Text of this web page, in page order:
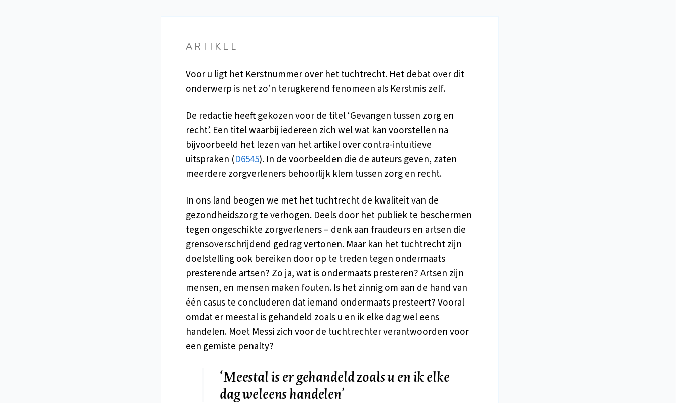
ARTIKEL
Voor u ligt het Kerstnummer over het tuchtrecht. Het debat over dit
onderwerp is net zo’n terugkerend fenomeen als Kerstmis zelf.
De redactie heeft gekozen voor de titel ‘Gevangen tussen zorg en
recht’. Een titel waarbij iedereen zich wel wat kan voorstellen na
bijvoorbeeld het lezen van het artikel over contra-intuïtieve
uitspraken (D6545). In de voorbeelden die de auteurs geven, zaten
meerdere zorgverleners behoorlijk klem tussen zorg en recht.
In ons land beogen we met het tuchtrecht de kwaliteit van de
gezondheidszorg te verhogen. Deels door het publiek te beschermen
tegen ongeschikte zorgverleners – denk aan fraudeurs en artsen die
grensoverschrijdend gedrag vertonen. Maar kan het tuchtrecht zijn
doelstelling ook bereiken door op te treden tegen ondermaats
presterende artsen? Zo ja, wat is ondermaats presteren? Artsen zijn
mensen, en mensen maken fouten. Is het zinnig om aan de hand van
één casus te concluderen dat iemand ondermaats presteert? Vooral
omdat er meestal is gehandeld zoals u en ik elke dag wel eens
handelen. Moet Messi zich voor de tuchtrechter verantwoorden voor
een gemiste penalty?
‘Meestal is er gehandeld zoals u en ik elke
dag weleens handelen’